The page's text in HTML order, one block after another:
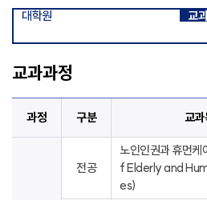
대학원 교
교과과정
과정 구분 교과
전공
노인인권과 휴먼
f Elderly and
es)